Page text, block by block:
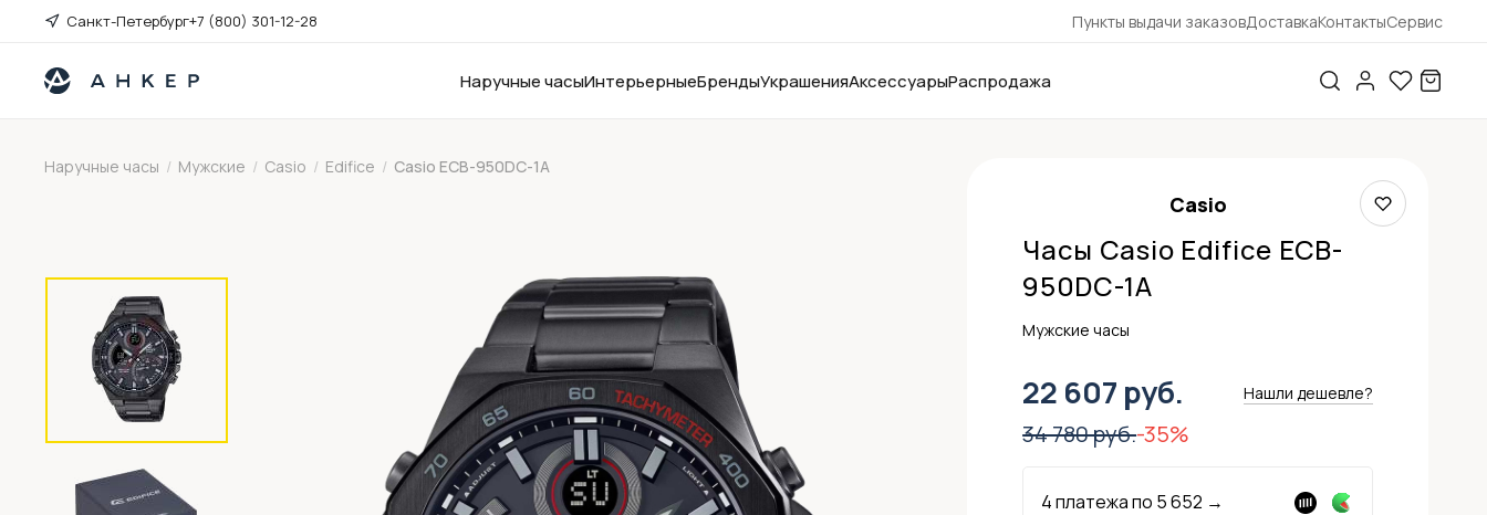
Санкт-Петербург+7 (800) 301-12-28 Пункты выдачи заказовДоставкаКонтактыСервис
Наручные часыИнтерьерныеБрендыУкрашенияАксессуарыРаспродажа
Наручные часы / Мужские / Casio / Edifice / Casio ECB-950DC-1A
Casio
Часы Casio Edifice ECB-
950DC-1A
Мужские часы
22 607 руб. Нашли дешевле?
34 780 руб.-35%
4 платежа по 5 652 →